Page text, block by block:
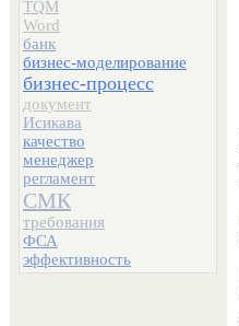
TQM
Word
банк
бизнес-моделирование
бизнес-процесс
документ
Исикава
качество
менеджер
регламент
СМК
требования
ФСА
эффективность